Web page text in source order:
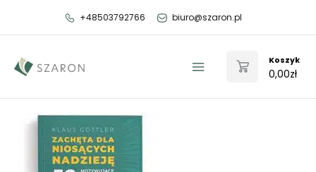
+48503792766 biuro@szaron.pl
Menu
Koszyk
0,00zł